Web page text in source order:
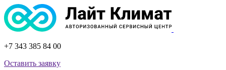
+7 343 385 84 00
Оставить заявку